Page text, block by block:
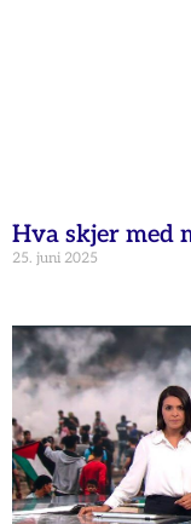
Hva skjer med
25. juni 2025